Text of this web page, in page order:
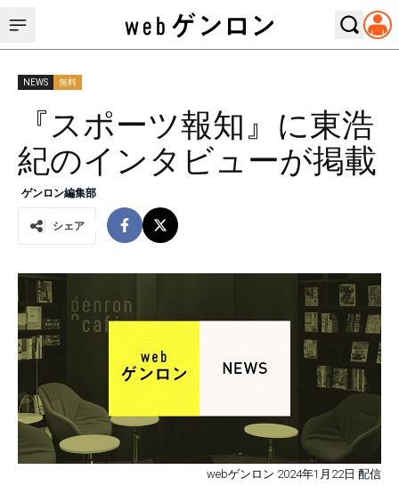
NEWS 無料
『スポーツ報知』に東浩
紀のインタビューが掲載
ゲンロン編集部
シェア
webゲンロン 2024年1月22日 配信